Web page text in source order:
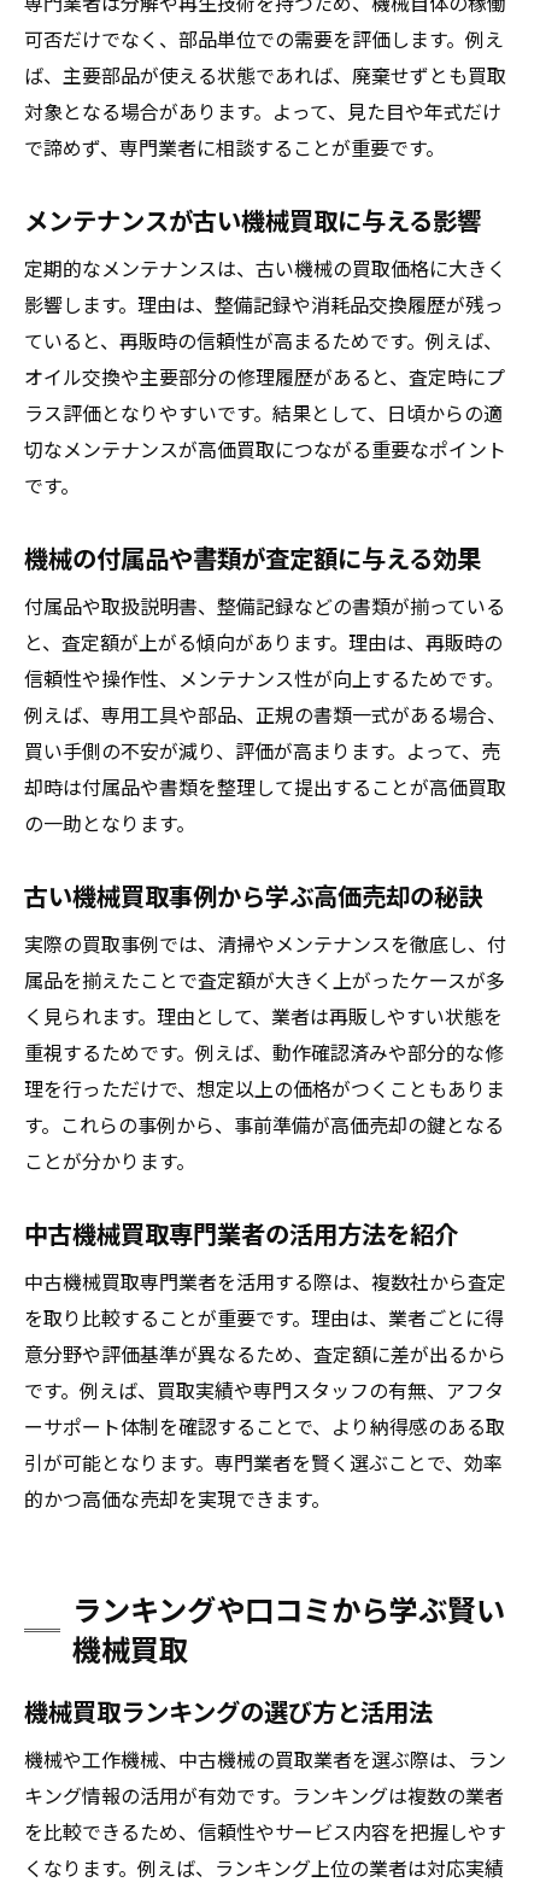
可否だけでなく、部品単位での需要を評価します。例え
ば、主要部品が使える状態であれば、廃棄せずとも買取
対象となる場合があります。よって、見た目や年式だけ
で諦めず、専門業者に相談することが重要です。
メンテナンスが古い機械買取に与える影響
定期的なメンテナンスは、古い機械の買取価格に大きく
影響します。理由は、整備記録や消耗品交換履歴が残っ
ていると、再販時の信頼性が高まるためです。例えば、
オイル交換や主要部分の修理履歴があると、査定時にプ
ラス評価となりやすいです。結果として、日頃からの適
切なメンテナンスが高価買取につながる重要なポイント
です。
機械の付属品や書類が査定額に与える効果
付属品や取扱説明書、整備記録などの書類が揃っている
と、査定額が上がる傾向があります。理由は、再販時の
信頼性や操作性、メンテナンス性が向上するためです。
例えば、専用工具や部品、正規の書類一式がある場合、
買い手側の不安が減り、評価が高まります。よって、売
却時は付属品や書類を整理して提出することが高価買取
の一助となります。
古い機械買取事例から学ぶ高価売却の秘訣
実際の買取事例では、清掃やメンテナンスを徹底し、付
属品を揃えたことで査定額が大きく上がったケースが多
く見られます。理由として、業者は再販しやすい状態を
重視するためです。例えば、動作確認済みや部分的な修
理を行っただけで、想定以上の価格がつくこともありま
す。これらの事例から、事前準備が高価売却の鍵となる
ことが分かります。
中古機械買取専門業者の活用方法を紹介
中古機械買取専門業者を活用する際は、複数社から査定
を取り比較することが重要です。理由は、業者ごとに得
意分野や評価基準が異なるため、査定額に差が出るから
です。例えば、買取実績や専門スタッフの有無、アフタ
ーサポート体制を確認することで、より納得感のある取
引が可能となります。専門業者を賢く選ぶことで、効率
的かつ高価な売却を実現できます。
ランキングや口コミから学ぶ賢い
機械買取
機械買取ランキングの選び方と活用法
機械や工作機械、中古機械の買取業者を選ぶ際は、ラン
キング情報の活用が有効です。ランキングは複数の業者
を比較できるため、信頼性やサービス内容を把握しやす
くなります。例えば、ランキング上位の業者は対応実績